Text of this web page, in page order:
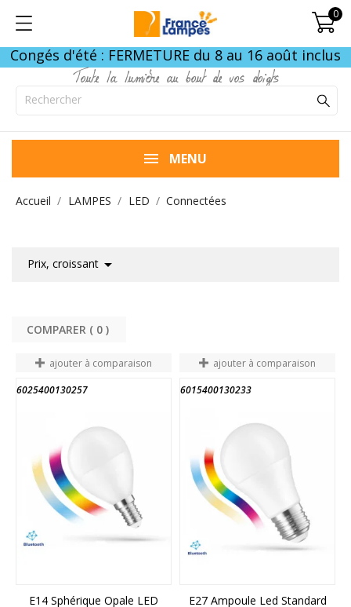
0
Congés d'été : FERMETURE du 8 au 16 août inclus
Toute la lumière au bout de vos doigts
MENU
Accueil LAMPES LED Connectées
Prix, croissant 
COMPARER ( 0
ajouter à comparaison
6025400130257
E14 Sphérique Opale LED
ajouter à comparaison
6015400130233
E27 Ampoule Led Standard